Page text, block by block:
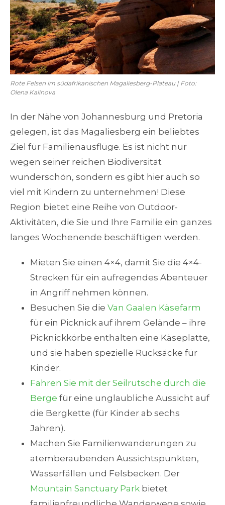
Rote Felsen im südafrikanischen Magaliesberg-Plateau | Foto:
Olena Kalinova
In der Nähe von Johannesburg und Pretoria
gelegen, ist das Magaliesberg ein beliebtes
Ziel für Familienausflüge. Es ist nicht nur
wegen seiner reichen Biodiversität
wunderschön, sondern es gibt hier auch so
viel mit Kindern zu unternehmen! Diese
Region bietet eine Reihe von Outdoor-
Aktivitäten, die Sie und Ihre Familie ein ganzes
langes Wochenende beschäftigen werden.
Mieten Sie einen 4×4, damit Sie die 4×4-
Strecken für ein aufregendes Abenteuer
in Angriff nehmen können.
Besuchen Sie die Van Gaalen Käsefarm
für ein Picknick auf ihrem Gelände – ihre
Picknickkörbe enthalten eine Käseplatte,
und sie haben spezielle Rucksäcke für
Kinder.
Fahren Sie mit der Seilrutsche durch die
Berge für eine unglaubliche Aussicht auf
die Bergkette (für Kinder ab sechs
Jahren).
Machen Sie Familienwanderungen zu
atemberaubenden Aussichtspunkten,
Wasserfällen und Felsbecken. Der
Mountain Sanctuary Park bietet